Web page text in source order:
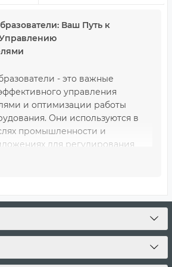
Ваш Путь к
- это важные
управления
и оптимизации работы
Они используются в
промышленности и
для регулирования
и других параметров
Эти устройства
процессов.
использования